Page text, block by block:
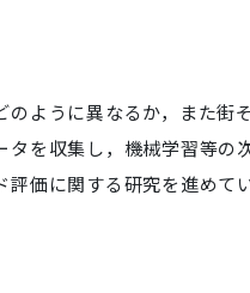
ように異なるか，また街そ
タを収集し，機械学習等の
価に関する研究を進めて